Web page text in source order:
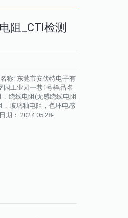
阻_CTI检测
称: 东莞市安伏特电子有
园工业园一巷1号样品名
绕线电阻(无感绕线电阻
玻璃釉电阻，色环电感
期： 2024.05.28-